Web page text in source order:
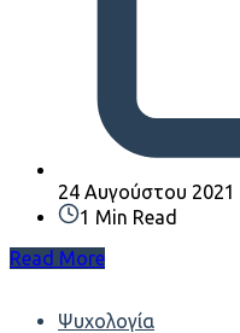
24 Αυγούστου 2021
1 Min Read
Read More
Ψυχολογία